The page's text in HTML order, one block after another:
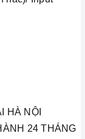
HÀ NỘI
24 THÁNG